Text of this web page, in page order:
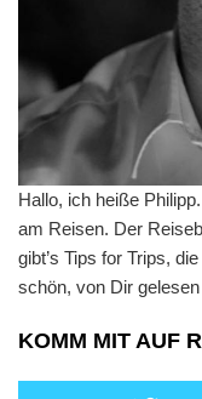
Hallo, ich heiße
am Reisen. Der
gibt’s Tips for Trips,
schön, von Dir
KOMM MIT AUF